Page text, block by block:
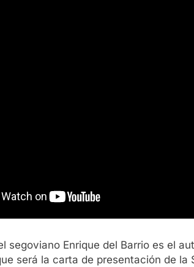
segoviano Enrique del Barrio es el
será la carta de presentación de